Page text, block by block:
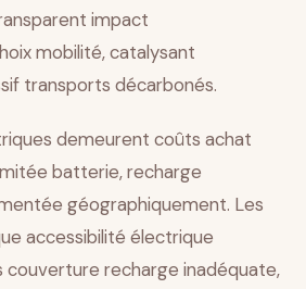
impact
mobilité, catalysant
transports décarbonés.
demeurent coûts achat
batterie, recharge
géographiquement. Les
accessibilité électrique
recharge inadéquate,